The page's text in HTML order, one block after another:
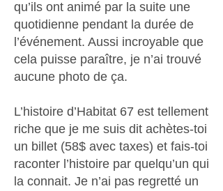
qu’ils ont animé par la suite une
quotidienne pendant la durée de
l’événement. Aussi incroyable que
cela puisse paraître, je n’ai trouvé
aucune photo de ça.
L’histoire d’Habitat 67 est tellement
riche que je me suis dit achètes-toi
un billet (58$ avec taxes) et fais-toi
raconter l’histoire par quelqu’un qui
la connait. Je n’ai pas regretté un